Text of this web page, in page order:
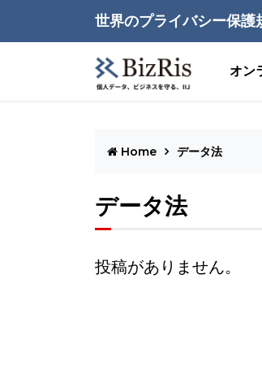
世界のプライバシー保護
オン
Home データ法
データ法
投稿がありません。